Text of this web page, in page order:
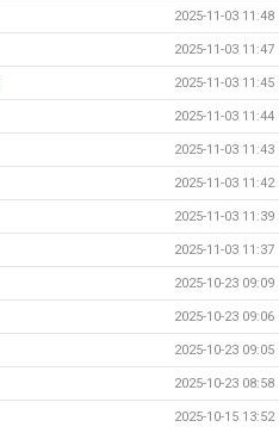
2025-11-03 11:48
2025-11-03 11:47
2025-11-03 11:45
2025-11-03 11:44
2025-11-03 11:43
2025-11-03 11:42
2025-11-03 11:39
2025-11-03 11:37
2025-10-23 09:09
2025-10-23 09:06
2025-10-23 09:05
2025-10-23 08:58
2025-10-15 13:52